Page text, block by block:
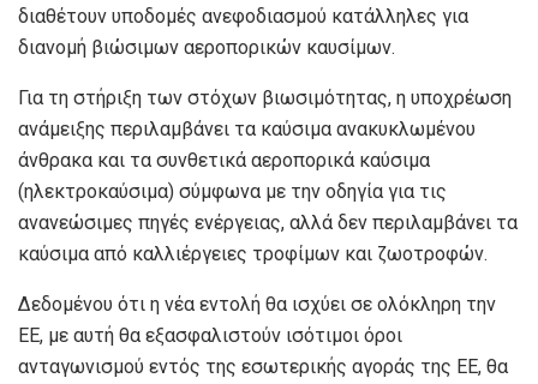
διαθέτουν υποδομές ανεφοδιασμού κατάλληλες για
διανομή βιώσιμων αεροπορικών καυσίμων.
Για τη στήριξη των στόχων βιωσιμότητας, η υποχρέωση
ανάμειξης περιλαμβάνει τα καύσιμα ανακυκλωμένου
άνθρακα και τα συνθετικά αεροπορικά καύσιμα
(ηλεκτροκαύσιμα) σύμφωνα με την οδηγία για τις
ανανεώσιμες πηγές ενέργειας, αλλά δεν περιλαμβάνει τα
καύσιμα από καλλιέργειες τροφίμων και ζωοτροφών.
Δεδομένου ότι η νέα εντολή θα ισχύει σε ολόκληρη την
ΕΕ, με αυτή θα εξασφαλιστούν ισότιμοι όροι
ανταγωνισμού εντός της εσωτερικής αγοράς της ΕΕ, θα